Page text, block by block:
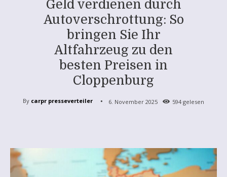
Geld verdienen durch
Autoverschrottung: So
bringen Sie Ihr
Altfahrzeug zu den
besten Preisen in
Cloppenburg
By carpr presseverteiler 6. November 2025 594 gelesen